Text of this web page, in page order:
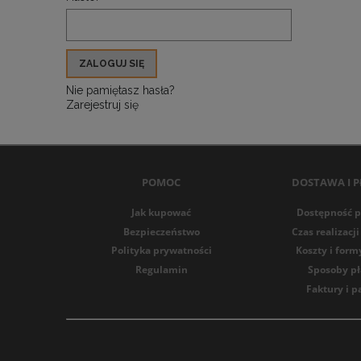
ZALOGUJ SIĘ
Nie pamiętasz hasła?
Zarejestruj się
POMOC
Jak kupować
Bezpieczeństwo
Polityka prywatności
Regulamin
DOSTAWA I
Dostępność
Czas
Koszty i
Sposoby
Faktury i